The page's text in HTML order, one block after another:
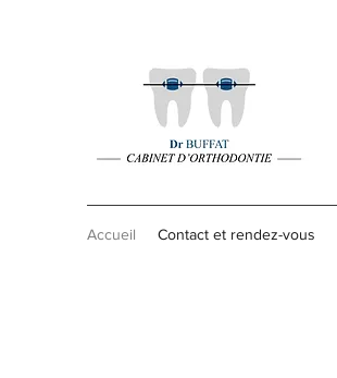
Accueil Contact et rendez-vous